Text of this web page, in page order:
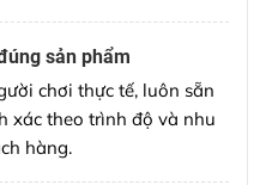
sản phẩm
chơi thực tế, luôn sẵn
xác theo trình độ và nhu
hàng.